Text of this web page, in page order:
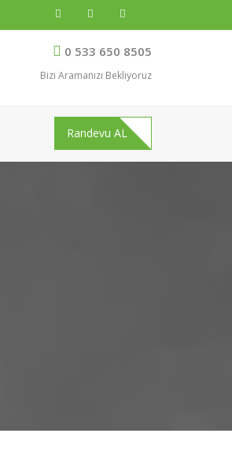
0 533 650 8505
Bizi Aramanızı Bekliyoruz
Randevu AL